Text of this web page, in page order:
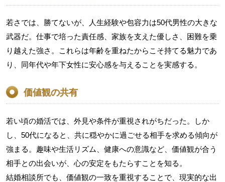
若さでは、勝てないが、人生経験や包容力は50代男性の大きな
武器だ。仕事で培った責任感、家族を支えた優しさ、困難を乗
り越えた強さ。これらは年齢を重ねたからこそ持てる魅力であ
り、同年代や年下女性に安心感を与えることを実感する。
価値観の共有
若い頃の婚活では、外見や条件が重視されがちだった。しか
し、50代になると、共に穏やかに過ごせる相手を求める傾向が
強まる。趣味や生活リズム、健康への意識など、価値観が合う
相手との出会いが、心の安定をもたらすことを知る。
結婚相談所でも、価値観の一致を重視することで、現実的な出